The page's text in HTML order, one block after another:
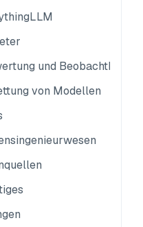
und Beobachtbarkeit
von Modellen